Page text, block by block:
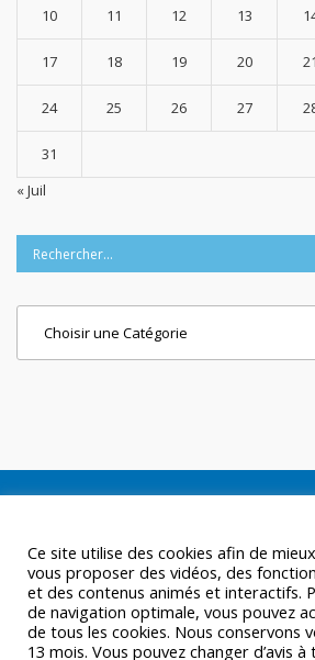
10 11 12 13
17 18 19 20 21
24 25 26 27
31
« Juil
Ce site utilise des cookies afin de
vous proposer des vidéos, des
et des contenus animés et interactifs.
de navigation optimale, vous pouvez
de tous les cookies. Nous conservons
13 mois. Vous pouvez changer d’avis